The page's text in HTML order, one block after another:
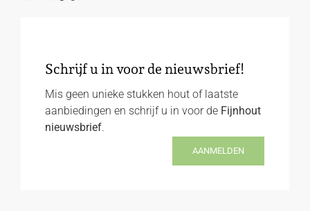
Schrijf u in voor de nieuwsbrief!
Mis geen unieke stukken hout of laatste
aanbiedingen en schrijf u in voor de Fijnhout
nieuwsbrief.
AANMELDEN